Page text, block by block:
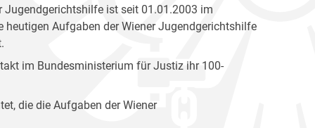
Jugendgerichtshilfe ist seit 01.01.2003 im
Aufgaben der Wiener Jugendgerichtshilfe
im Bundesministerium für Justiz ihr 100-
die die Aufgaben der Wiener